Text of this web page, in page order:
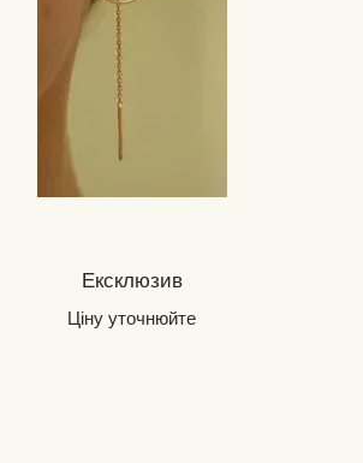
Ексклюзив
Ціну уточнюйте